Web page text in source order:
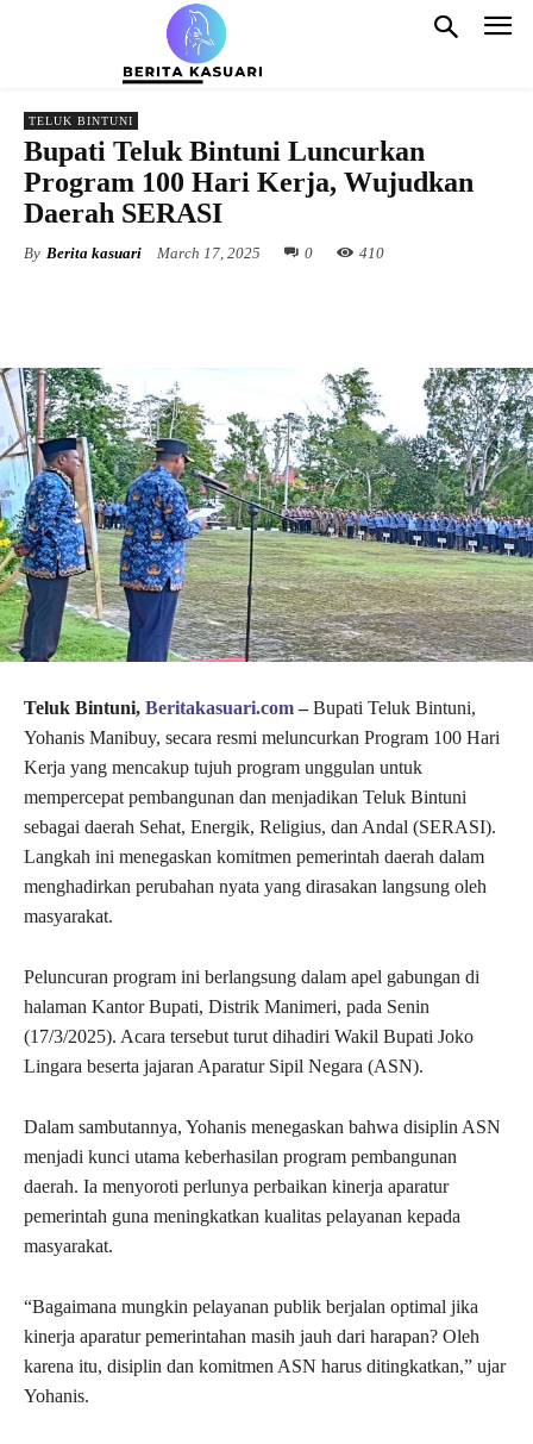
TELUK BINTUNI
Bupati Teluk Bintuni Luncurkan
Program 100 Hari Kerja, Wujudkan
Daerah SERASI
By Berita kasuari March 17, 2025 0 410
Teluk Bintuni, Beritakasuari.com–Bupati Teluk Bintuni,
Yohanis Manibuy, secara resmi meluncurkan Program 100 Hari
Kerja yang mencakup tujuh program unggulan untuk
mempercepat pembangunan dan menjadikan Teluk Bintuni
sebagai daerah Sehat, Energik, Religius, dan Andal (SERASI).
Langkah ini menegaskan komitmen pemerintah daerah dalam
menghadirkan perubahan nyata yang dirasakan langsung oleh
masyarakat.
Peluncuran program ini berlangsung dalam apel gabungan di
halaman Kantor Bupati, Distrik Manimeri, pada Senin
(17/3/2025). Acara tersebut turut dihadiri Wakil Bupati Joko
Lingara beserta jajaran Aparatur Sipil Negara (ASN).
Dalam sambutannya, Yohanis menegaskan bahwa disiplin ASN
menjadi kunci utama keberhasilan program pembangunan
daerah. Ia menyoroti perlunya perbaikan kinerja aparatur
pemerintah guna meningkatkan kualitas pelayanan kepada
masyarakat.
“Bagaimana mungkin pelayanan publik berjalan optimal jika
kinerja aparatur pemerintahan masih jauh dari harapan? Oleh
karena itu, disiplin dan komitmen ASN harus ditingkatkan,” ujar
Yohanis.